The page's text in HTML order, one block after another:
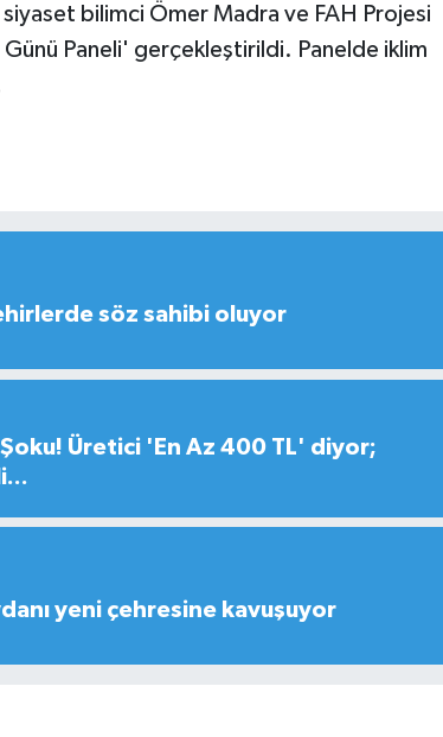
bilimci Ömer Madra ve FAH Projesi
Günü Paneli' gerçekleştirildi. Panelde iklim
söz sahibi oluyor
Şoku! Üretici 'En Az 400 TL' diyor;
yeni çehresine kavuşuyor